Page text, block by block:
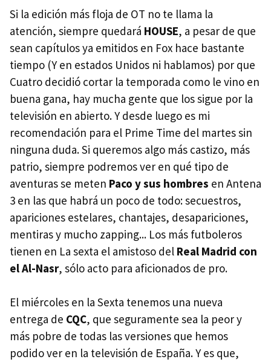
Si la edición más floja de OT no te llama la
atención, siempre quedará HOUSE, a pesar de que
sean capítulos ya emitidos en Fox hace bastante
tiempo (Y en estados Unidos ni hablamos) por que
Cuatro decidió cortar la temporada como le vino en
buena gana, hay mucha gente que los sigue por la
televisión en abierto. Y desde luego es mi
recomendación para el Prime Time del martes sin
ninguna duda. Si queremos algo más castizo, más
patrio, siempre podremos ver en qué tipo de
aventuras se meten Paco y sus hombres en Antena
3 en las que habrá un poco de todo: secuestros,
apariciones estelares, chantajes, desapariciones,
mentiras y mucho zapping... Los más futboleros
tienen en La sexta el amistoso del Real Madrid con
el Al-Nasr, sólo acto para aficionados de pro.
El miércoles en la Sexta tenemos una nueva
entrega de CQC, que seguramente sea la peor y
más pobre de todas las versiones que hemos
podido ver en la televisión de España. Y es que,